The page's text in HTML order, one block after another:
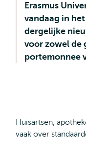
Erasmus
vandaag in
dergelijke
voor zowel de
portemonnee
Huisartsen,
vaak over